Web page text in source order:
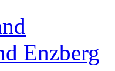
Enzberg